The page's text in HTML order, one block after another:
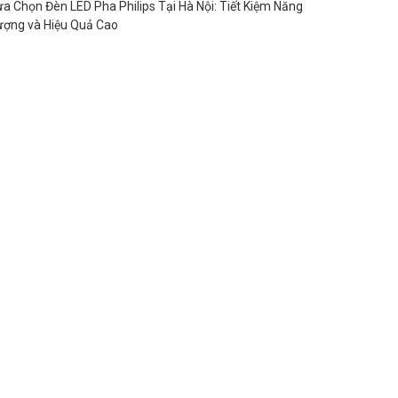
Chọn Đèn LED Pha Philips Tại Hà Nội: Tiết Kiệm Năng
và Hiệu Quả Cao